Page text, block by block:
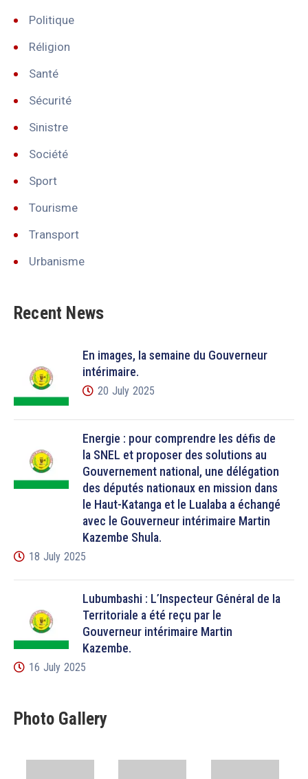
Politique
Réligion
Santé
Sécurité
Sinistre
Société
Sport
Tourisme
Transport
Urbanisme
Recent News
En images, la semaine du Gouverneur
intérimaire.
20 July 2025
Énergie : pour comprendre les défis de
la SNEL et proposer des solutions au
Gouvernement national, une délégation
des députés nationaux en mission dans
le Haut-Katanga et le Lualaba a échangé
avec le Gouverneur intérimaire Martin
Kazembe Shula.
18 July 2025
Lubumbashi : L’Inspecteur Général de la
Territoriale a été reçu par le
Gouverneur intérimaire Martin
Kazembe.
16 July 2025
Photo Gallery